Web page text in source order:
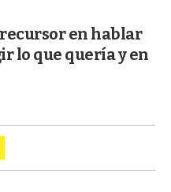
en hablar
lo que quería y en